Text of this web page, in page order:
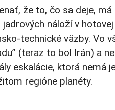
že to, čo sa deje,
náloží v
technické väzby. Vo
(teraz to bol Irán) a
eskalácie, ktorá nemá
regióne planéty.